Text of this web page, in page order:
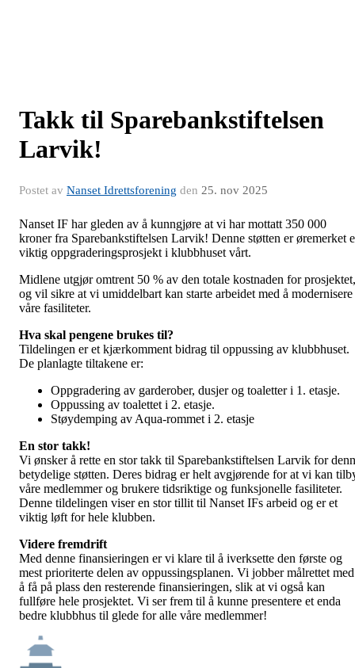
Takk til Sparebankstiftelsen
Larvik!
Postet av Nanset Idrettsforening den 25. nov 2025
Nanset IF har gleden av å kunngjøre at vi har mottatt 350 000
kroner fra Sparebankstiftelsen Larvik! Denne støtten er øremerket
viktig oppgraderingsprosjekt i klubbhuset vårt.
Midlene utgjør omtrent 50 % av den totale kostnaden for prosjektet,
og vil sikre at vi umiddelbart kan starte arbeidet med å modernisere
våre fasiliteter.
Hva skal pengene brukes til?
Tildelingen er et kjærkomment bidrag til oppussing av klubbhuset.
De planlagte tiltakene er:
Oppgradering av garderober, dusjer og toaletter i 1. etasje.
Oppussing av toalettet i 2. etasje.
Støydemping av Aqua-rommet i 2. etasje
En stor takk!
Vi ønsker å rette en stor takk til Sparebankstiftelsen Larvik for
betydelige støtten. Deres bidrag er helt avgjørende for at vi kan
våre medlemmer og brukere tidsriktige og funksjonelle fasiliteter.
Denne tildelingen viser en stor tillit til Nanset IFs arbeid og er et
viktig løft for hele klubben.
Videre fremdrift
Med denne finansieringen er vi klare til å iverksette den første og
mest prioriterte delen av oppussingsplanen. Vi jobber målrettet med
å få på plass den resterende finansieringen, slik at vi også kan
fullføre hele prosjektet. Vi ser frem til å kunne presentere et enda
bedre klubbhus til glede for alle våre medlemmer!